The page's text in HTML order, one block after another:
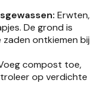
Erwten,
De grond is
zaden ontkiemen bij
compost toe,
op verdichte